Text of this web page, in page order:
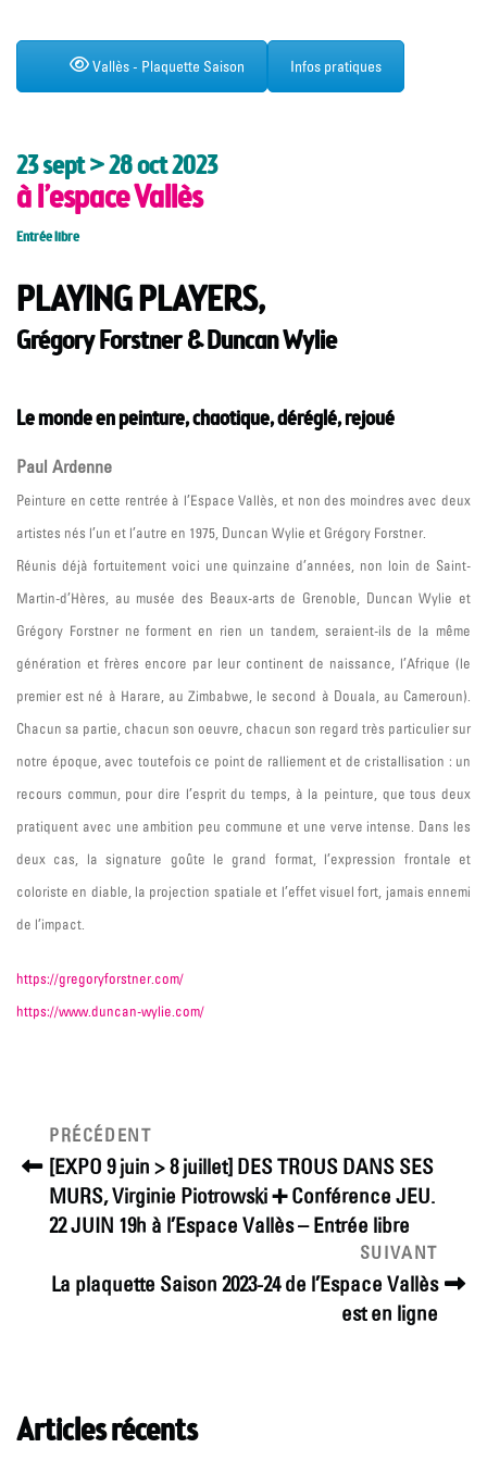
Vallès - Plaquette Saison Infos pratiques
23 sept > 28 oct 2023
à l’espace Vallès
Entrée libre
PLAYING PLAYERS,
Grégory Forstner & Duncan Wylie
Le monde en peinture, chaotique, déréglé, rejoué
Paul Ardenne
Peinture en cette rentrée à l’Espace Vallès, et non des moindres avec deux
artistes nés l’un et l’autre en 1975, Duncan Wylie et Grégory Forstner.
Réunis déjà fortuitement voici une quinzaine d’années, non loin de Saint-
Martin-d’Hères, au musée des Beaux-arts de Grenoble, Duncan Wylie et
Grégory Forstner ne forment en rien un tandem, seraient-ils de la même
génération et frères encore par leur continent de naissance, l’Afrique (le
premier est né à Harare, au Zimbabwe, le second à Douala, au Cameroun).
Chacun sa partie, chacun son oeuvre, chacun son regard très particulier sur
notre époque, avec toutefois ce point de ralliement et de cristallisation : un
recours commun, pour dire l’esprit du temps, à la peinture, que tous deux
pratiquent avec une ambition peu commune et une verve intense. Dans les
deux cas, la signature goûte le grand format, l’expression frontale et
coloriste en diable, la projection spatiale et l’effet visuel fort, jamais ennemi
de l’impact.
https://gregoryforstner.com/
https://www.duncan-wylie.com/
Navigation
de
l’article
Article
précédent
PRÉCÉDENT
[EXPO 9 juin > 8 juillet] DES TROUS DANS SES
MURS, Virginie Piotrowski ➕ Conférence JEU.
22 JUIN 19h à l’Espace Vallès – Entrée libre
suivant
SUIVANT
La plaquette Saison 2023-24 de l’Espace Vallès
est en ligne
Articles récents